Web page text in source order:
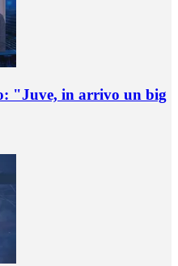
"Juve, in arrivo un big